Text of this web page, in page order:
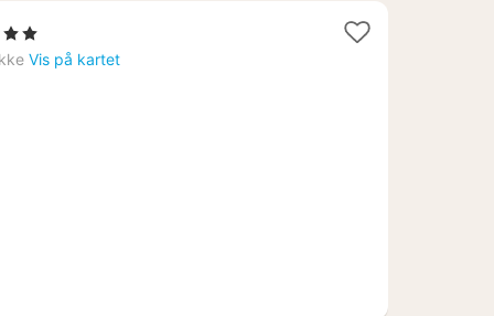
Vis på kartet